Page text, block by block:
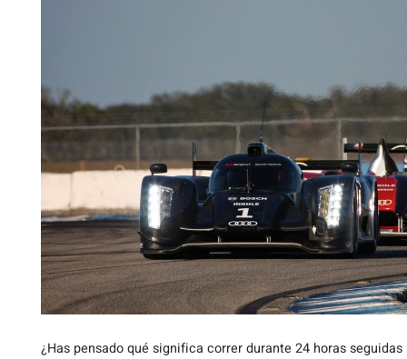
¿Has pensado qué significa correr durante 24 horas